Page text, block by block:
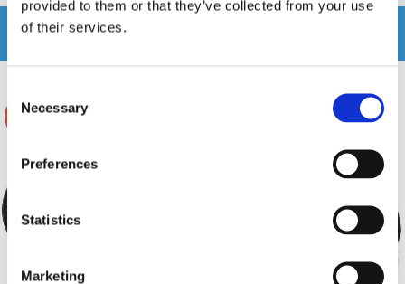
provided to them or that they’ve collected from your use
of their services.
Selection
Necessary
Preferences
Statistics
Marketing
Relaterade produkter
-20%